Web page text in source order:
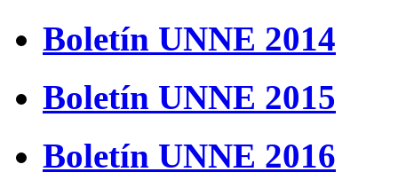
Boletín UNNE 2014
Boletín UNNE 2015
Boletín UNNE 2016